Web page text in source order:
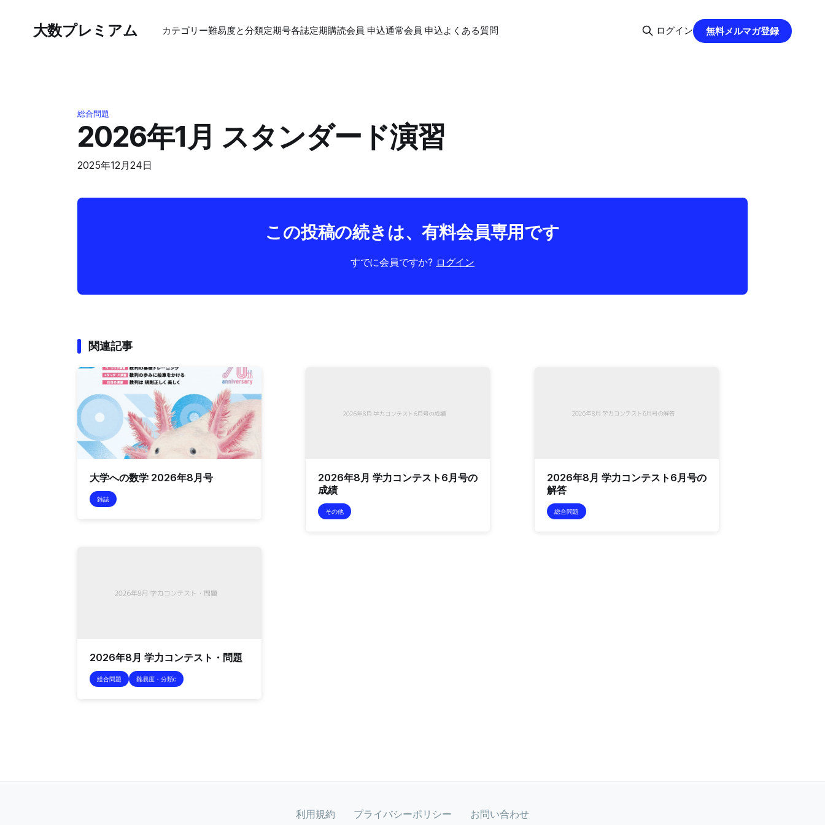
大数プレミアム カテゴリー難易度と分類定期号各誌定期購読会員 申込通常会員 申込よくある質問 ログイン 無料メルマガ登録
総合問題
2026年1月 スタンダード演習
2025年12月24日
この投稿の続きは、有料会員専用です
すでに会員ですか? ログイン
関連記事
大学への数学 2026年8月号
雑誌
2026年8月 学力コンテスト6月号の
成績
その他
2026年8月 学力コンテスト6月号の
解答
総合問題
2026年8月 学力コンテスト・問題
総合問題 難易度・分類c
利用規約 プライバシーポリシー お問い合わせ